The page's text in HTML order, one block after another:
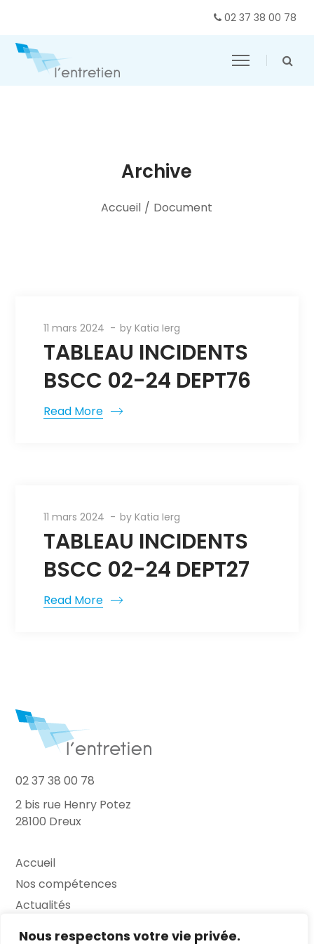
Nous respectons votre vie privée.
02 37 38 00 78
Archive
Accueil / Document
11 mars 2024 byKatia Ierg
TABLEAU INCIDENTS
BSCC 02-24 DEPT76
Read More
11 mars 2024 byKatia Ierg
TABLEAU INCIDENTS
BSCC 02-24 DEPT27
Read More
02 37 38 00 78
2 bis rue Henry Potez
28100 Dreux
Accueil
Nos compétences
Actualités